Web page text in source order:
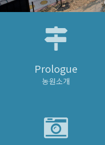
Prologue
농원소개